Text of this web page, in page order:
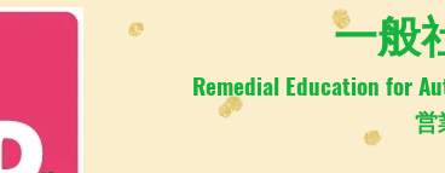
一般
Remedial Education for
営